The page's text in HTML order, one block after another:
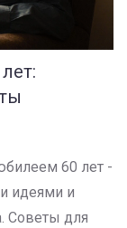
60 лет -
идеями и
Советы для